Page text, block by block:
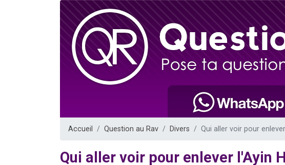
Ariel vient de donner son
Nathaniel vient de donner son
6 personnes viennent de
10 personnes viennent de
Il reste 49 places pour
3 personnes viennent de
Accueil Question au Rav Divers Qui aller voir pour
Qui aller voir pour enlever l'Ayin